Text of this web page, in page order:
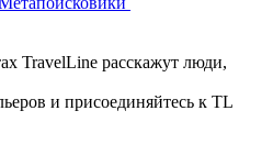
TravelLine расскажут люди,
и присоединяйтесь к TL